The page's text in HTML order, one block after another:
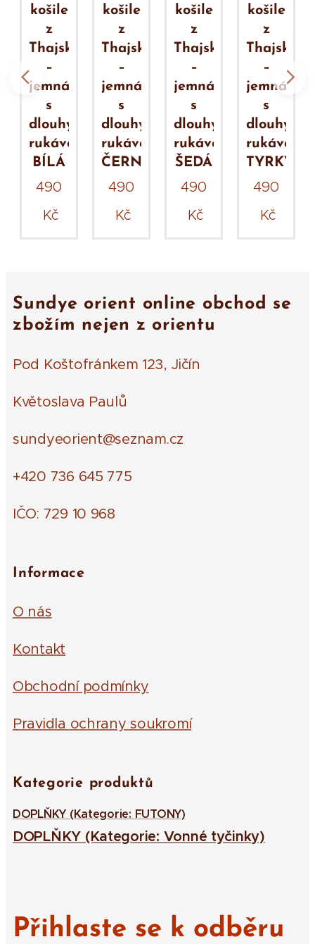
košile
z
Thajska
–
jemná
s
dlouhým
rukávem
BÍLÁ
490
Kč
košile
z
Thajska
–
jemná
s
dlouhým
rukávem
ČERNÁ
490
Kč
košile
z
Thajska
–
jemná
s
dlouhým
rukávem
ŠEDÁ
490
Kč
košile
z
Thajska
–
jemná
s
dlouhým
rukávem
TYRKYS
490
Kč
Sundye orient online obchod se
zbožím nejen z orientu
Pod Koštofránkem 123, Jičín
Květoslava Paulů
sundyeorient@seznam.cz
+420 736 645 775
IČO: 729 10 968
Informace
O nás
Kontakt
Obchodní podmínky
Pravidla ochrany soukromí
Kategorie produktů
DOPLŇKY (Kategorie: FUTONY)
DOPLŇKY (Kategorie: Vonné tyčinky)
Přihlaste se k odběru